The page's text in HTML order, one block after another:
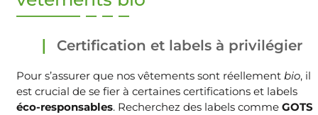
Certification et labels à privilégier
Pour s’assurer que nos vêtements sont réellement bio, il
est crucial de se fier à certaines certifications et labels
éco-responsables. Recherchez des labels comme GOTS